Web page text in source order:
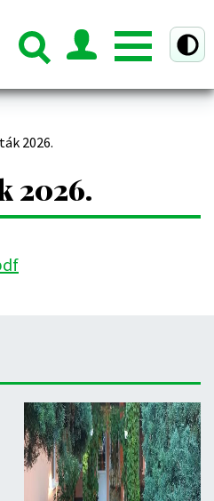
Hivatalos Honlapja
2026.
2026.